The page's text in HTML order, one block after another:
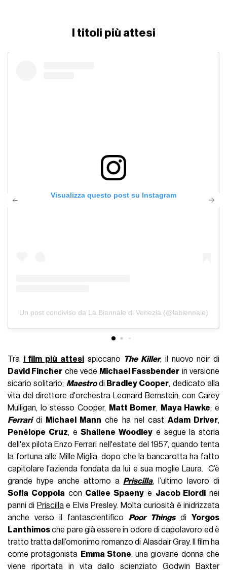
I titoli più attesi
Visualizza questo post su Instagram
Un post condiviso da La Biennale di Venezia (@labiennale)
Tra i film più attesispiccano The Killer, il nuovo noir di
David Fincher che vede Michael Fassbender in versione
sicario solitario; Maestrodi Bradley Cooper, dedicato alla
vita del direttore d'orchestra Leonard Bernstein, con Carey
Mulligan, lo stesso Cooper,
Matt Bomer, Maya Hawke; e
Ferraridi Michael Mann che ha nel cast Adam Driver,
Penélope Cruz, eShailene Woodley e segue la storia
dell'ex pilota Enzo Ferrari nell'estate del 1957, quando tenta
la fortuna alle Mille Miglia, dopo che la bancarotta ha fatto
capitolare l'azienda fondata da lui e sua moglie Laura. C’è
grande hype anche attorno a Priscilla, l’ultimo lavoro di
Sofia Coppola con Cailee Spaeny e Jacob Elordi nei
panni di Priscillae Elvis Presley. Molta curiosità è inidrizzata
anche verso il fantascientifico Poor Things di Yorgos
Lanthimosche pare già essere in odore di capolavoro ed è
tratto tratta dall’omonimo romanzo di Alasdair Gray. Il film ha
come protagonista Emma Stone, una giovane donna che
viene riportata in vita dallo scienziato Godwin Baxter